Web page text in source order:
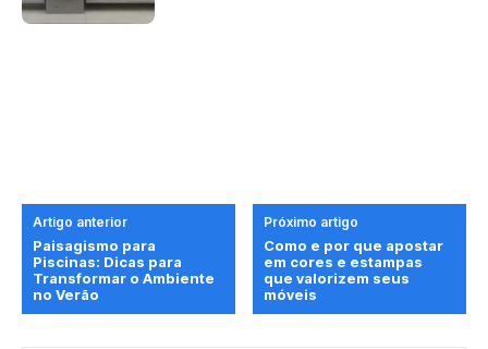
Artigo anterior
Paisagismo para
Piscinas: Dicas para
Transformar o Ambiente
no Verão
Próximo artigo
Como e por que apostar
em cores e estampas
que valorizem seus
móveis